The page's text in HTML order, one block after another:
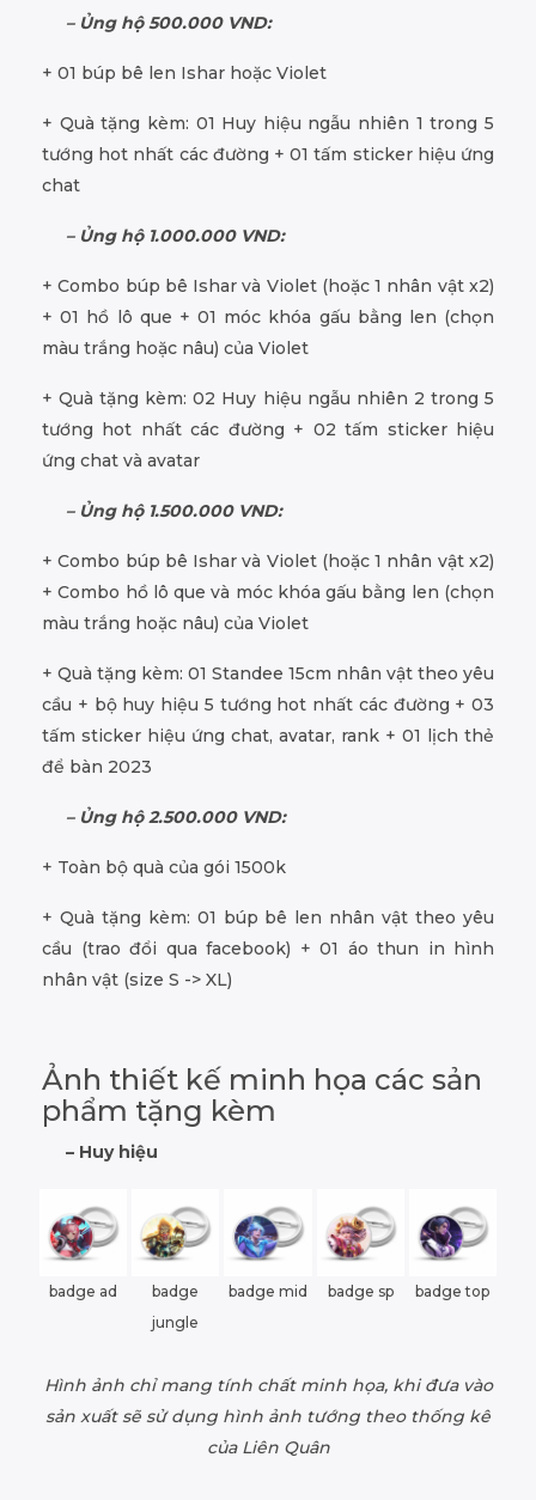
– Ủng hộ 500.000 VND:
+ 01 búp bê len Ishar hoặc Violet
+ Quà tặng kèm: 01 Huy hiệu ngẫu nhiên 1 trong 5
tướng hot nhất các đường + 01 tấm sticker hiệu ứng
chat
– Ủng hộ 1.000.000 VND:
+ Combo búp bê Ishar và Violet (hoặc 1 nhân vật x2)
+ 01 hồ lô que + 01 móc khóa gấu bằng len (chọn
màu trắng hoặc nâu) của Violet
+ Quà tặng kèm: 02 Huy hiệu ngẫu nhiên 2 trong 5
tướng hot nhất các đường + 02 tấm sticker hiệu
ứng chat và avatar
– Ủng hộ 1.500.000 VND:
+ Combo búp bê Ishar và Violet (hoặc 1 nhân vật x2)
+ Combo hồ lô que và móc khóa gấu bằng len (chọn
màu trắng hoặc nâu) của Violet
+ Quà tặng kèm: 01 Standee 15cm nhân vật theo yêu
cầu + bộ huy hiệu 5 tướng hot nhất các đường + 03
tấm sticker hiệu ứng chat, avatar, rank + 01 lịch thẻ
để bàn 2023
– Ủng hộ 2.500.000 VND:
+ Toàn bộ quà của gói 1500k
+ Quà tặng kèm: 01 búp bê len nhân vật theo yêu
cầu (trao đổi qua facebook) + 01 áo thun in hình
nhân vật (size S -> XL)
Ảnh thiết kế minh họa các sản
phẩm tặng kèm
– Huy hiệu
badge ad
badge
jungle
badge mid badge sp badge top
Hình ảnh chỉ mang tính chất minh họa, khi đưa vào
sản xuất sẽ sử dụng hình ảnh tướng theo thống kê
của Liên Quân